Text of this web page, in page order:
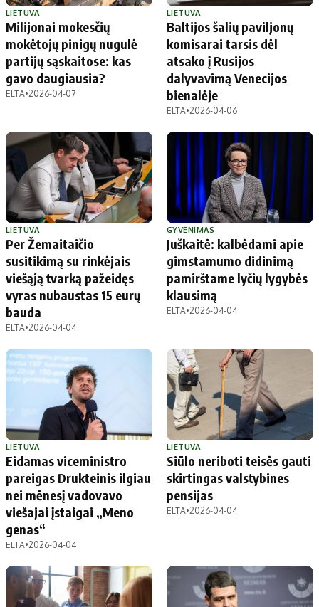
LIETUVA
Milijonai mokesčių
mokėtojų pinigų nugulė
partijų sąskaitose: kas
gavo daugiausia?
ELTA•2026-04-07
LIETUVA
Baltijos šalių paviljonų
komisarai tarsis dėl
atsako į Rusijos
dalyvavimą Venecijos
bienalėje
ELTA•2026-04-06
LIETUVA
Per Žemaitaičio
susitikimą su rinkėjais
viešąją tvarką pažeidęs
vyras nubaustas 15 eurų
bauda
ELTA•2026-04-04
GYVENIMAS
Juškaitė: kalbėdami apie
gimstamumo didinimą
pamirštame lyčių lygybės
klausimą
ELTA•2026-04-04
LIETUVA
Eidamas viceministro
pareigas Drukteinis ilgiau
nei mėnesį vadovavo
viešajai įstaigai „Meno
genas“
ELTA•2026-04-04
LIETUVA
Siūlo neriboti teisės gauti
skirtingas valstybines
pensijas
ELTA•2026-04-04